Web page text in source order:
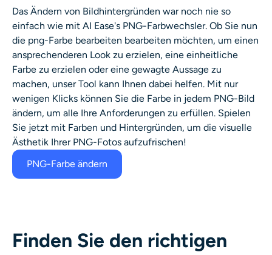
KI-Headshot-Generator
Passfoto-Ersteller
Video-Werkzeuge
Videoeffekte
Video-Verstärker
Video-Wasserzeichen-Entferner
Das Ändern von Bildhintergründen war noch nie so
einfach wie mit AI Ease's PNG-Farbwechsler. Ob Sie nun
die png-Farbe bearbeiten bearbeiten möchten, um einen
ansprechenderen Look zu erzielen, eine einheitliche
Farbe zu erzielen oder eine gewagte Aussage zu
machen, unser Tool kann Ihnen dabei helfen. Mit nur
wenigen Klicks können Sie die Farbe in jedem PNG-Bild
ändern, um alle Ihre Anforderungen zu erfüllen. Spielen
Sie jetzt mit Farben und Hintergründen, um die visuelle
Ästhetik Ihrer PNG-Fotos aufzufrischen!
PNG-Farbe ändern
Finden Sie den richtigen